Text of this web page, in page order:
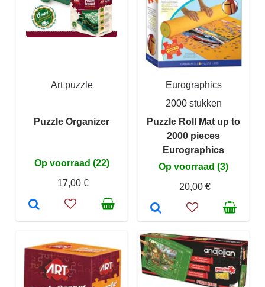
Art puzzle
Puzzle Organizer
Op voorraad (22)
17,00 €
Eurographics
2000 stukken
Puzzle Roll Mat up to
2000 pieces
Eurographics
Op voorraad (3)
20,00 €